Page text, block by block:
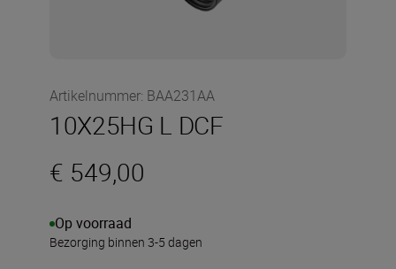
Artikelnummer: BAA231AA
10X25HG L DCF
€ 549,00
Op voorraad
Bezorging binnen 3-5 dagen